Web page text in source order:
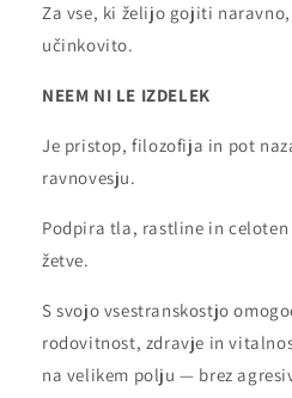
Za vse, ki želijo gojiti
učinkovito.
NEEM NI LE IZDELEK
Je pristop, filozofija in pot
ravnovesju.
Podpira tla, rastline in
žetve.
S svojo vsestranskostjo
rodovitnost, zdravje in
na velikem polju — brez